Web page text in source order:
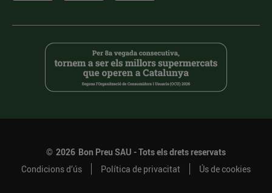
© 2026 Bon Preu SAU - Tots els drets reservats
Condicions d’ús
Política de privacitat Ús de cookies